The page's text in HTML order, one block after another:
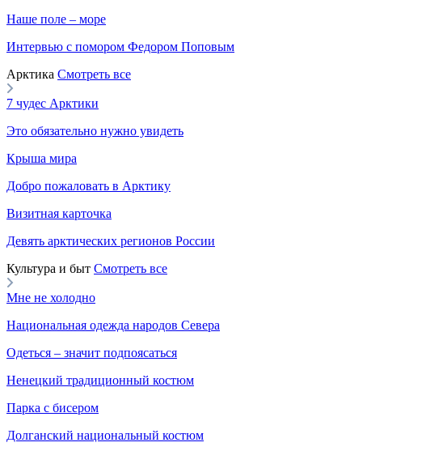
Наше поле – море
Интервью с помором Федором Поповым
Арктика Смотреть все
7 чудес Арктики
Это обязательно нужно увидеть
Крыша мира
Добро пожаловать в Арктику
Визитная карточка
Девять арктических регионов России
Культура и быт Смотреть все
Мне не холодно
Национальная одежда народов Севера
Одеться – значит подпоясаться
Ненецкий традиционный костюм
Парка с бисером
Долганский национальный костюм